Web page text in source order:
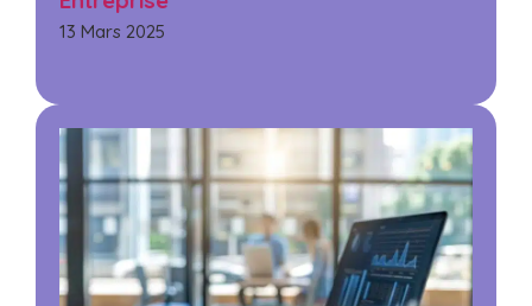
13 Mars 2025